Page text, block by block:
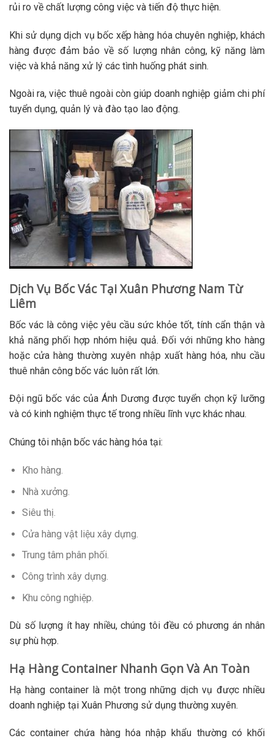
rủi ro về chất lượng công việc và tiến độ thực hiện.
Khi sử dụng dịch vụ bốc xếp hàng hóa chuyên nghiệp, khách
hàng được đảm bảo về số lượng nhân công, kỹ năng làm
việc và khả năng xử lý các tình huống phát sinh.
Ngoài ra, việc thuê ngoài còn giúp doanh nghiệp giảm chi phí
tuyển dụng, quản lý và đào tạo lao động.
Dịch Vụ Bốc Vác Tại Xuân Phương Nam Từ
Liêm
Bốc vác là công việc yêu cầu sức khỏe tốt, tính cẩn thận và
khả năng phối hợp nhóm hiệu quả. Đối với những kho hàng
hoặc cửa hàng thường xuyên nhập xuất hàng hóa, nhu cầu
thuê nhân công bốc vác luôn rất lớn.
Đội ngũ bốc vác của Ánh Dương được tuyển chọn kỹ lưỡng
và có kinh nghiệm thực tế trong nhiều lĩnh vực khác nhau.
Chúng tôi nhận bốc vác hàng hóa tại:
Kho hàng.
Nhà xưởng.
Siêu thị.
Cửa hàng vật liệu xây dựng.
Trung tâm phân phối.
Công trình xây dựng.
Khu công nghiệp.
Dù số lượng ít hay nhiều, chúng tôi đều có phương án nhân
sự phù hợp.
Hạ Hàng Container Nhanh Gọn Và An Toàn
Hạ hàng container là một trong những dịch vụ được nhiều
doanh nghiệp tại Xuân Phương sử dụng thường xuyên.
Các container chứa hàng hóa nhập khẩu thường có khối